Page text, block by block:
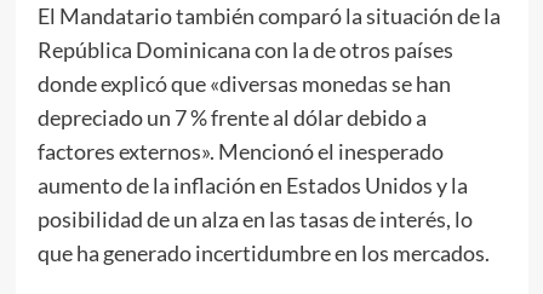
El Mandatario también comparó la situación de la
República Dominicana con la de otros países
donde explicó que «diversas monedas se han
depreciado un 7 % frente al dólar debido a
factores externos». Mencionó el inesperado
aumento de la inflación en Estados Unidos y la
posibilidad de un alza en las tasas de interés, lo
que ha generado incertidumbre en los mercados.